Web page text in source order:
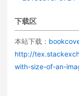
下载区
本站下载：
http://
with-size-of-an-